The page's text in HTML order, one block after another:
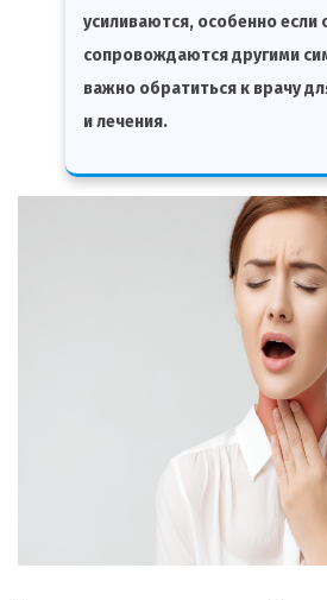
усиливаются, особенно если
сопровождаются другими
важно обратиться к врачу
и лечения.